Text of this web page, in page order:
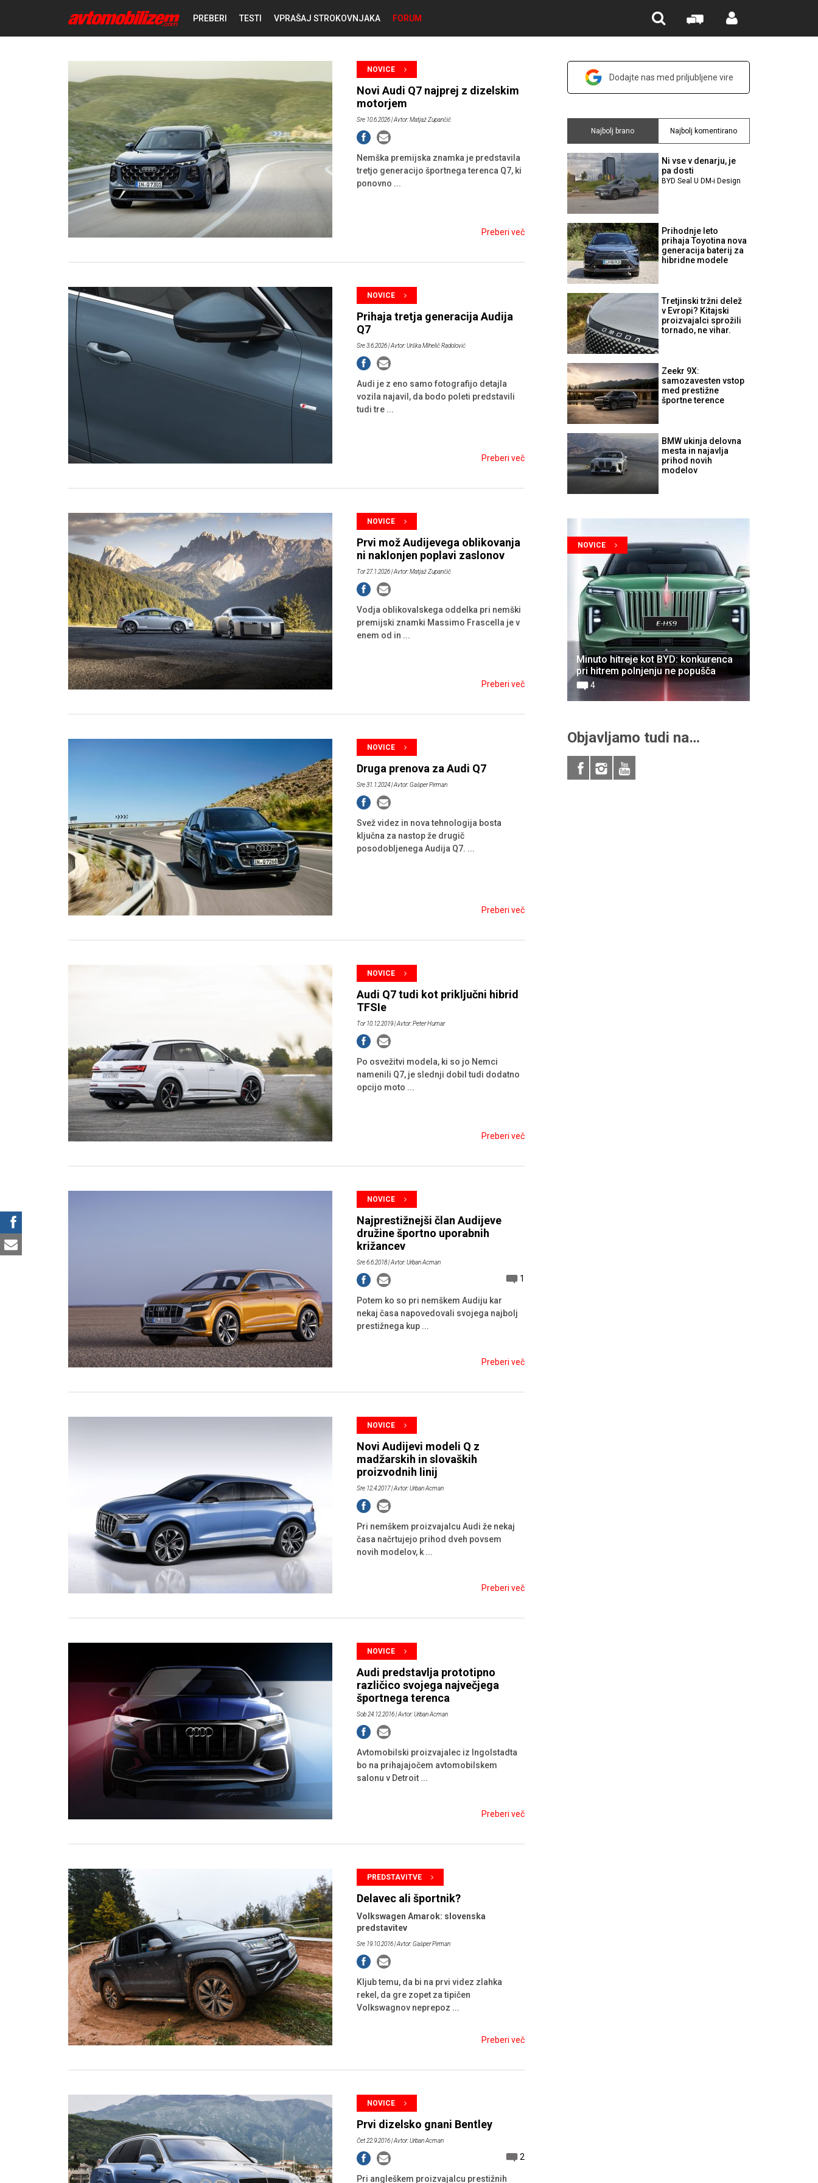
PREBERI
REPORTAŽE
PREDSTAVITVE
TESTI VPRAŠAJ STROKOVNJAKA
KOSTJA PRIHODA
GORIVA
SILVAN SIMČIČ
AVTOPLIN
TOMAŽ DEMŠAR
MAZIVA IN OLJA
PNEVMATIKE
JERNEJ BOLKA
TEHNIČNA VPRAŠANJA
ROK ČERNJAVSKI
AVTOPLIN
ŽIGA HABJAN
FORUM
NOVICE
Novi Audi Q7 najprej z dizelskim
motorjem
Sre 10.6.2026| Avtor: Matjaž Zupančič
Nemška premijska znamka je predstavila
tretjo generacijo športnega terenca Q7, ki
ponovno ...
Preberi več
NOVICE
Prihaja tretja generacija Audija
Q7
Sre 3.6.2026| Avtor: Urška Mihelič Radolović
Audi je z eno samo fotografijo detajla
vozila najavil, da bodo poleti predstavili
tudi tre ...
Preberi več
NOVICE
Prvi mož Audijevega oblikovanja
ni naklonjen poplavi zaslonov
Tor 27.1.2026| Avtor: Matjaž Zupančič
Vodja oblikovalskega oddelka pri nemški
premijski znamki Massimo Frascella je v
enem od in ...
Preberi več
NOVICE
Druga prenova za Audi Q7
Sre 31.1.2024| Avtor: Gašper Pirman
Svež videz in nova tehnologija bosta
ključna za nastop že drugič
posodobljenega Audija Q7. ...
Preberi več
NOVICE
Audi Q7 tudi kot priključni hibrid
TFSIe
Tor 10.12.2019| Avtor: Peter Humar
Po osvežitvi modela, ki so jo Nemci
namenili Q7, je slednji dobil tudi dodatno
opcijo moto ...
Preberi več
NOVICE
Najprestižnejši član Audijeve
družine športno uporabnih
križancev
Sre 6.6.2018| Avtor: Urban Acman
1
Potem ko so pri nemškem Audiju kar
nekaj časa napovedovali svojega najbolj
prestižnega kup ...
Preberi več
NOVICE
Novi Audijevi modeli Q z
madžarskih in slovaških
proizvodnih linij
Sre 12.4.2017| Avtor: Urban Acman
Pri nemškem proizvajalcu Audi že nekaj
časa načrtujejo prihod dveh povsem
novih modelov, k ...
Preberi več
NOVICE
Audi predstavlja prototipno
različico svojega največjega
športnega terenca
Sob 24.12.2016| Avtor: Urban Acman
Avtomobilski proizvajalec iz Ingolstadta
bo na prihajajočem avtomobilskem
salonu v Detroit ...
Preberi več
PREDSTAVITVE
Delavec ali športnik?
Volkswagen Amarok: slovenska
predstavitev
Sre 19.10.2016| Avtor: Gašper Pirman
Kljub temu, da bi na prvi videz zlahka
rekel, da gre zopet za tipičen
Volkswagnov neprepoz ...
Preberi več
NOVICE
Prvi dizelsko gnani Bentley
Čet 22.9.2016| Avtor: Urban Acman
2
Pri angleškem proizvajalcu prestižnih
Dodajte nas med priljubljene vire
Najbolj brano Najbolj komentirano
Ni vse v denarju, je
pa dosti
BYD Seal U DM-i Design
Prihodnje leto
prihaja Toyotina nova
generacija baterij za
hibridne modele
Tretjinski tržni delež
v Evropi? Kitajski
proizvajalci sprožili
tornado, ne vihar.
Zeekr 9X:
samozavesten vstop
med prestižne
športne terence
BMW ukinja delovna
mesta in najavlja
prihod novih
modelov
NOVICE
Minuto hitreje kot BYD: konkurenca
pri hitrem polnjenju ne popušča
4
Objavljamo tudi na…